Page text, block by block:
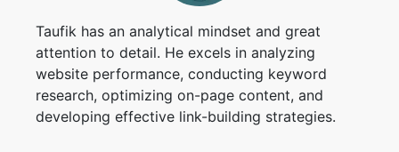
Taufik has an analytical mindset and great
attention to detail. He excels in analyzing
website performance, conducting keyword
research, optimizing on-page content, and
developing effective link-building strategies.